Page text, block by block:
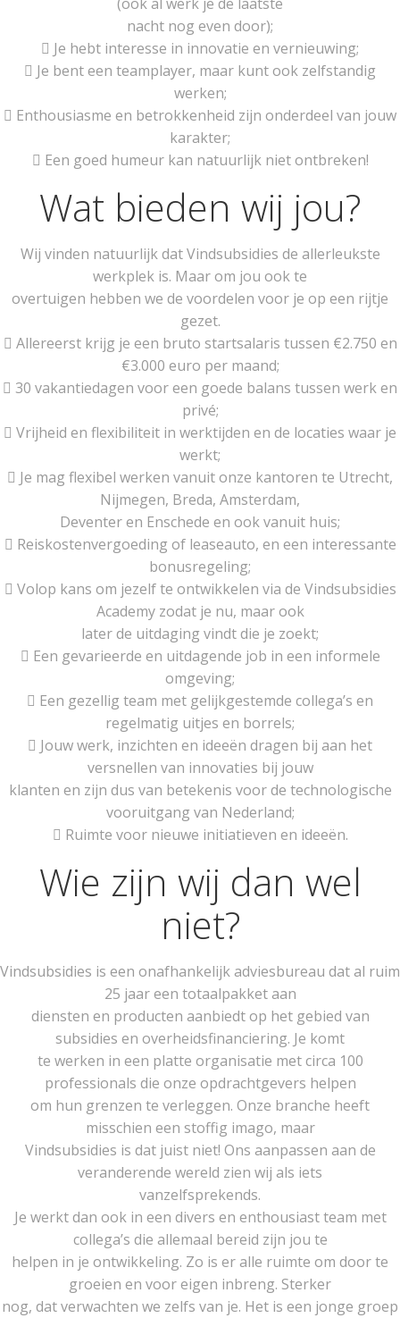
nacht nog even door);
 Je hebt interesse in innovatie en vernieuwing;
 Je bent een teamplayer, maar kunt ook zelfstandig
werken;
 Enthousiasme en betrokkenheid zijn onderdeel van jouw
karakter;
 Een goed humeur kan natuurlijk niet ontbreken!
Wat bieden wij jou?
Wij vinden natuurlijk dat Vindsubsidies de allerleukste
werkplek is. Maar om jou ook te
overtuigen hebben we de voordelen voor je op een rijtje
gezet.
 Allereerst krijg je een bruto startsalaris tussen €2.750 en
€3.000 euro per maand;
 30 vakantiedagen voor een goede balans tussen werk en
privé;
 Vrijheid en flexibiliteit in werktijden en de locaties waar je
werkt;
 Je mag flexibel werken vanuit onze kantoren te Utrecht,
Nijmegen, Breda, Amsterdam,
Deventer en Enschede en ook vanuit huis;
 Reiskostenvergoeding of leaseauto, en een interessante
bonusregeling;
 Volop kans om jezelf te ontwikkelen via de Vindsubsidies
Academy zodat je nu, maar ook
later de uitdaging vindt die je zoekt;
 Een gevarieerde en uitdagende job in een informele
omgeving;
 Een gezellig team met gelijkgestemde collega’s en
regelmatig uitjes en borrels;
 Jouw werk, inzichten en ideeën dragen bij aan het
versnellen van innovaties bij jouw
klanten en zijn dus van betekenis voor de technologische
vooruitgang van Nederland;
 Ruimte voor nieuwe initiatieven en ideeën.
Wie zijn wij dan wel
niet?
Vindsubsidies is een onafhankelijk adviesbureau dat al ruim
25 jaar een totaalpakket aan
diensten en producten aanbiedt op het gebied van
subsidies en overheidsfinanciering. Je komt
te werken in een platte organisatie met circa 100
professionals die onze opdrachtgevers helpen
om hun grenzen te verleggen. Onze branche heeft
misschien een stoffig imago, maar
Vindsubsidies is dat juist niet! Ons aanpassen aan de
veranderende wereld zien wij als iets
vanzelfsprekends.
Je werkt dan ook in een divers en enthousiast team met
collega’s die allemaal bereid zijn jou te
helpen in je ontwikkeling. Zo is er alle ruimte om door te
groeien en voor eigen inbreng. Sterker
nog, dat verwachten we zelfs van je. Het is een jonge groep